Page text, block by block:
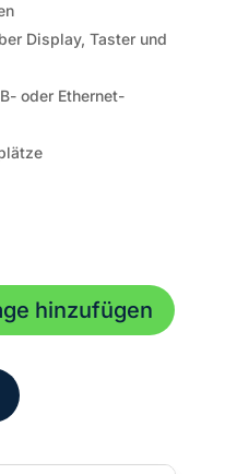
Display, Taster und
oder Ethernet-
hinzufügen